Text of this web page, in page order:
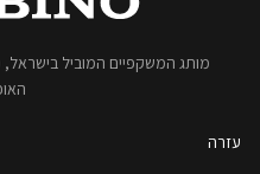
מותג המשקפיים המוביל
עזרה